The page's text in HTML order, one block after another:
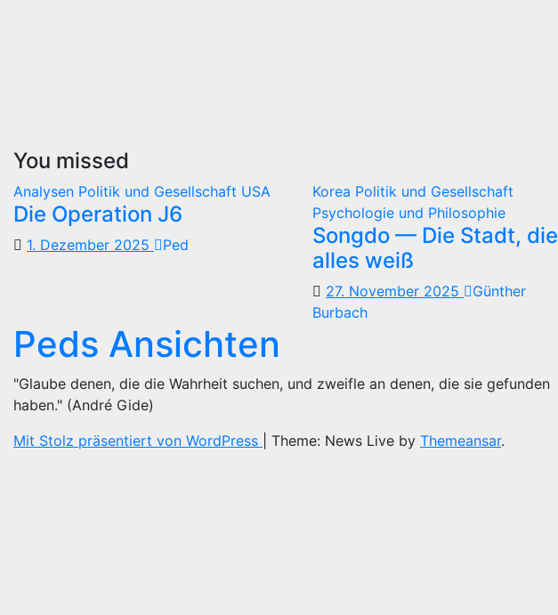
You missed
Analysen Politik und Gesellschaft USA
Die Operation J6
1. Dezember 2025 Ped
Korea Politik und Gesellschaft
Psychologie und Philosophie
Songdo — Die Stadt, die
alles weiß
27. November 2025
Günther
Burbach
Peds Ansichten
"Glaube denen, die die Wahrheit suchen, und zweifle an denen, die sie gefunden
haben." (André Gide)
Mit Stolz präsentiert von WordPress
Theme: News Live by Themeansar.